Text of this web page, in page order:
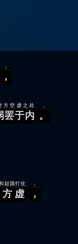
，
，
罢于内
方空虚之处
。
，
虚
赵国打仗
，
，